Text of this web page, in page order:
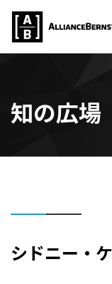
知の広場
シドニー・